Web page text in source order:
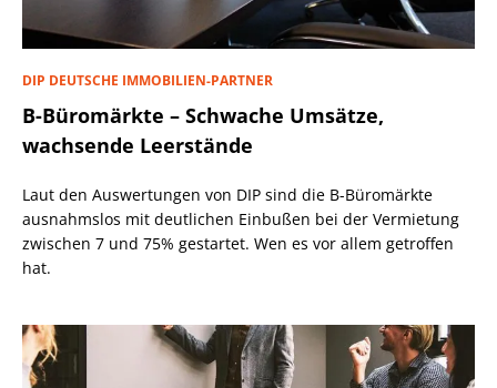
DIP DEUTSCHE IMMOBILIEN-PARTNER
B-Büromärkte – Schwache Umsätze,
wachsende Leerstände
Laut den Auswertungen von DIP sind die B-Büromärkte
ausnahmslos mit deutlichen Einbußen bei der Vermietung
zwischen 7 und 75% gestartet. Wen es vor allem getroffen
hat.